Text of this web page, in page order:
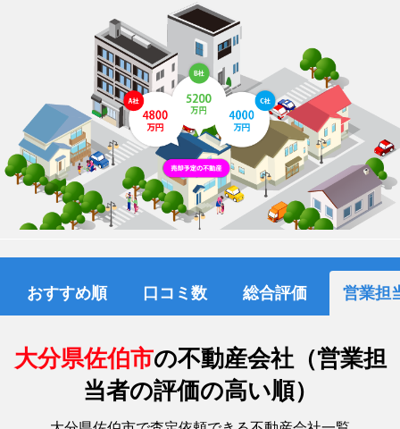
おすすめ順 口コミ数 総合評価 営業担
大分県佐伯市の不動産会社（営業担
当者の評価の高い順）